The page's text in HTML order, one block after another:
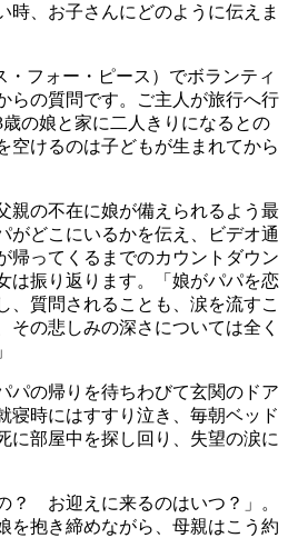
時、お子さんにどのように伝えま
・フォー・ピース）でボランティ
らの質問です。ご主人が旅行へ行
の娘と家に二人きりになるとの
空けるのは子どもが生まれてから
親の不在に娘が備えられるよう最
がどこにいるかを伝え、ビデオ通
帰ってくるまでのカウントダウン
は振り返ります。「娘がパパを恋
、質問されることも、涙を流すこ
その悲しみの深さについては全く
パの帰りを待ちわびて玄関のドア
寝時にはすすり泣き、毎朝ベッド
に部屋中を探し回り、失望の涙に
？ お迎えに来るのはいつ？」。
を抱き締めながら、母親はこう約